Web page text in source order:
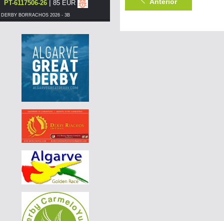
PT-6117506-26 | 85 EUR
DERBY BORRACHOS 2026 - 3B
DERBY BORRACHOS 2026 - 3B
BG-25-65595|150 EUR
AGD WINTER RACE 2026 - 13A
BG-25-65595|140 EUR
DE-25-04857-1313|80 EUR
AGD WINTER RACE 2026 - 13C
BG-25-65595|130 EUR
AGD WINTER RACE 2026 - 13A
BG-25-65595 |120 EUR
AGD WINTER RACE 2026 - 13A
BG-25-65595|110 EUR
AGD WINTER RACE 2026 - 13A